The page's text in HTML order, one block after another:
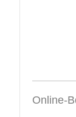
Online-